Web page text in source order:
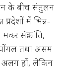
के बीच संतुलन
प्रदेशों में भिन्न-
मकर संक्रांति,
पोंगल तथा असम
अलग हों, लेकिन